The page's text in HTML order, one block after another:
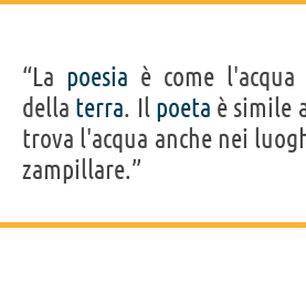
“La poesia è come
della terra. Il poeta è simile
trova l'acqua anche nei
zampillare.”